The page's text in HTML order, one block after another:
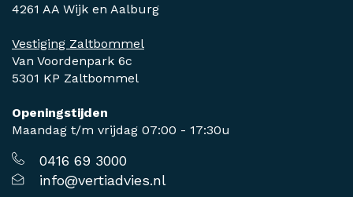
4261 AA Wijk en Aalburg
Vestiging Zaltbommel
Van Voordenpark 6c
5301 KP Zaltbommel
Openingstijden
Maandag t/m vrijdag 07:00 - 17:30u
0416 69 3000
info@vertiadvies.nl